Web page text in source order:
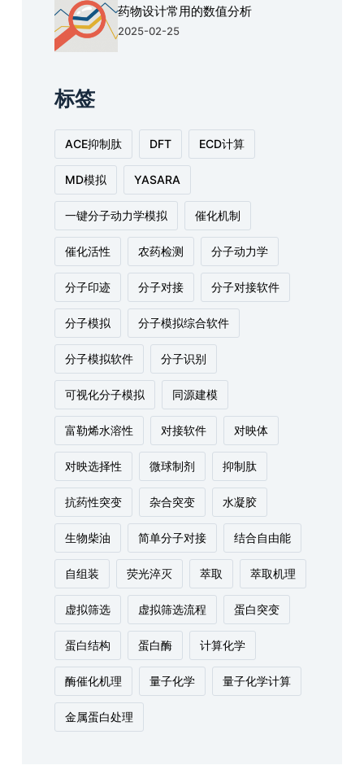
药物设计常用的数值分析
2025-02-25
标签
ACE抑制肽 DFT ECD计算
MD模拟 YASARA
一键分子动力学模拟 催化机制
催化活性 农药检测 分子动力学
分子印迹 分子对接 分子对接软件
分子模拟 分子模拟综合软件
分子模拟软件 分子识别
可视化分子模拟 同源建模
富勒烯水溶性 对接软件 对映体
对映选择性 微球制剂 抑制肽
抗药性突变 杂合突变 水凝胶
生物柴油 简单分子对接 结合自由能
自组装 荧光淬灭 萃取 萃取机理
虚拟筛选 虚拟筛选流程 蛋白突变
蛋白结构 蛋白酶 计算化学
酶催化机理 量子化学 量子化学计算
金属蛋白处理